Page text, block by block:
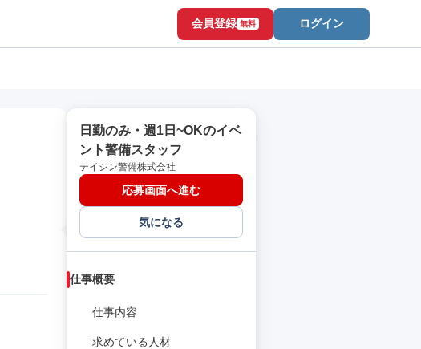
会員登録 無料 ログイン
日勤のみ・週1日~OKのイベ
ント警備スタッフ
テイシン警備株式会社
応募画面へ進む
気になる
仕事概要
仕事内容
求めている人材